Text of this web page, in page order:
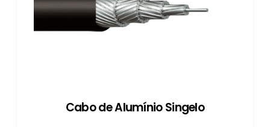
Cabo de Alumínio Singelo